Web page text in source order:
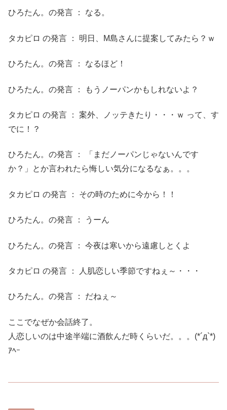
ひろたん。の発言 ： なる。
タカピロ の発言 ： 明日、M島さんに提案してみたら？ｗ
ひろたん。の発言 ： なるほど！
ひろたん。の発言 ： もうノーパンかもしれないよ？
タカピロ の発言 ： 案外、ノッテきたり・・・ｗ って、す
でに！？
ひろたん。の発言 ： 「まだノーパンじゃないんです
か？」とか言われたら悔しい気分になるなぁ。。。
タカピロ の発言 ： その時のために今から！！
ひろたん。の発言 ： うーん
ひろたん。の発言 ： 今夜は寒いから遠慮しとくよ
タカピロ の発言 ： 人肌恋しい季節ですねぇ～・・・
ひろたん。の発言 ： だねぇ～
ここでなぜか会話終了。
人恋しいのは中途半端に酒飲んだ時くらいだ。。。(*´д`*)
ｱﾍｰ